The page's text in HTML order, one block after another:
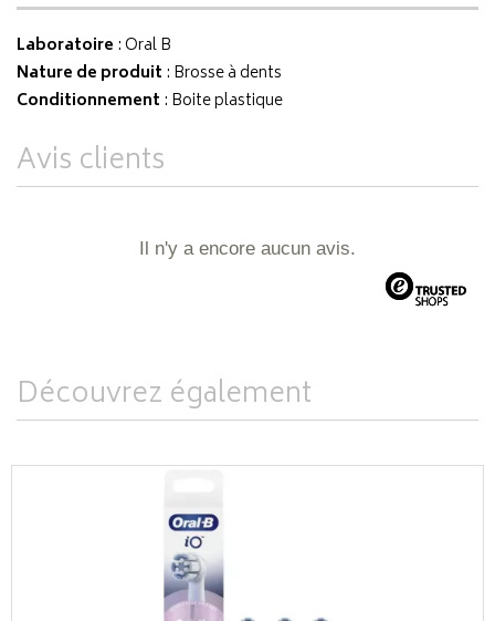
Laboratoire :Oral B
Nature de produit : Brosse à dents
Conditionnement : Boite plastique
Avis clients
Il n'y a encore aucun avis.
Découvrez également